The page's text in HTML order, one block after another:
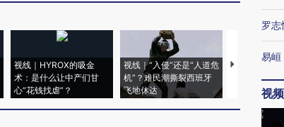
视线｜HYROX的吸金
术：是什么让中产们甘
心“花钱找虐”？
视线｜“入侵”还是“人道危
机”？难民潮撕裂西班牙
飞地休达
视线｜被称
度Z世代 用
育部长拱下台
罗志
易峘
视频